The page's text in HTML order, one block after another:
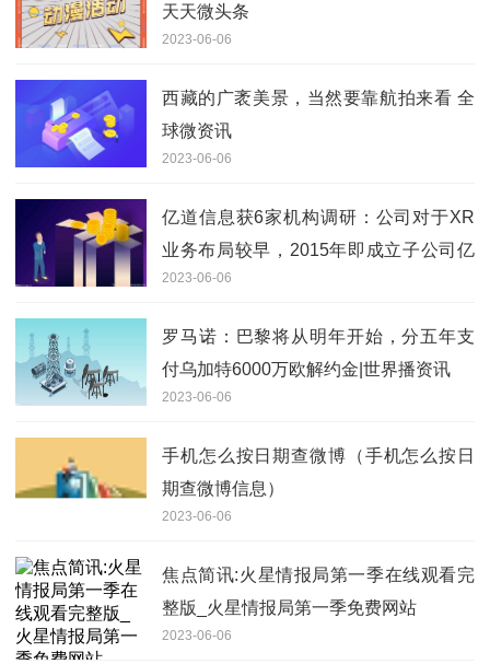
天天微头条
2023-06-06
西藏的广袤美景，当然要靠航拍来看 全
球微资讯
2023-06-06
亿道信息获6家机构调研：公司对于XR
业务布局较早，2015年即成立子公司亿
境虚拟专注于XR领域，经过多年来的培
（附调研问答）|每日观察
2023-06-06
罗马诺：巴黎将从明年开始，分五年支
付乌加特6000万欧解约金|世界播资讯
2023-06-06
手机怎么按日期查微博（手机怎么按日
期查微博信息）
2023-06-06
焦点简讯:火星情报局第一季在线观看完
整版_火星情报局第一季免费网站
2023-06-06